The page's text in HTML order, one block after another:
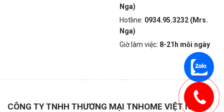
Nga)
Hotline: 0934.95.3232 (Mrs.
Nga)
Giờ làm việc: 8-21h mỗi ngày
CÔNG TY TNHH THƯƠNG MẠI TNHOME VIỆT NAM